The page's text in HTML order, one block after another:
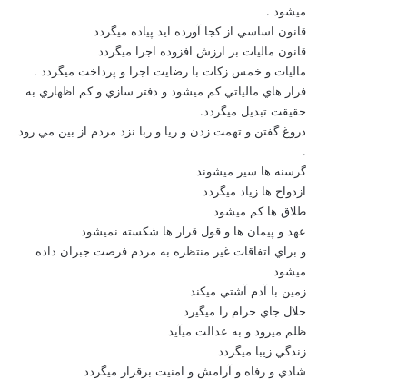
مي‏شود .
قانون اساسي از كجا آورده ايد پياده مي‏گردد
قانون ماليات بر ارزش افزوده اجرا مي‏گردد
ماليات و خمس زكات با رضايت اجرا و پرداخت مي‏گردد .
فرار هاي مالياتي كم مي‏شود و دفتر سازي و كم اظهاري به
حقيقت تبديل مي‏گردد.
دروغ گفتن و تهمت زدن و ريا و ربا نزد مردم از بين مي رود
.
گرسنه ها سير مي‏شوند
ازدواج ها زياد مي‏گردد
طلاق ها كم مي‏شود
عهد و پيمان ها و قول قرار ها شكسته نمي‏شود
و براي اتفاقات غير منتظره به مردم فرصت جبران داده
مي‏شود
زمين با آدم آشتي مي‏كند
حلال جاي حرام را مي‏گيرد
ظلم مي‏رود و به عدالت مي‏آيد
زندگي زيبا مي‏گردد
شادي و رفاه و آرامش و امنيت برقرار مي‏گردد